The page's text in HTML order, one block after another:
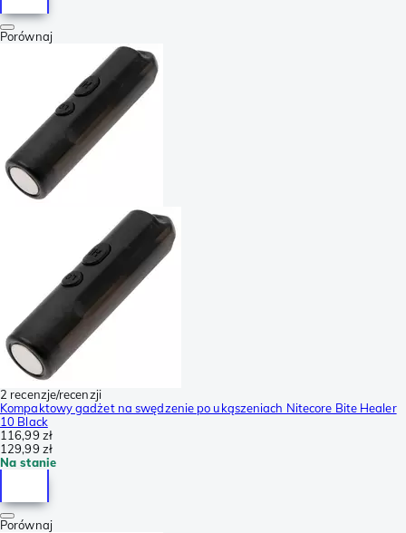
Porównaj
2 recenzje/recenzji
Kompaktowy gadżet na swędzenie po ukąszeniach Nitecore Bite Healer
10 Black
116,99 zł
129,99 zł
Na stanie
Porównaj